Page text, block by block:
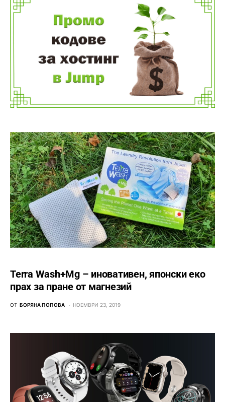
Terra Wash+Mg – иновативен, японски еко
прах за пране от магнезий
ОТ БОРЯНА ПОПОВА НОЕМВРИ 23, 2019